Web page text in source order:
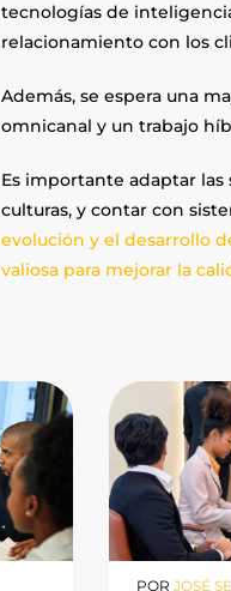
tecnologías de
relacionamiento con los
Además, se espera una
omnicanal y un trabajo
Es importante adaptar
culturas, y contar con
evolución y el desarrollo
valiosa para mejorar la
POR JOSÉ